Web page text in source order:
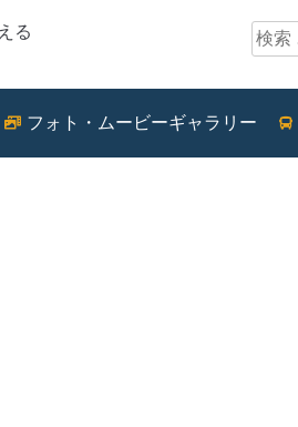
る 検索:
フォト・ムービーギャラリー